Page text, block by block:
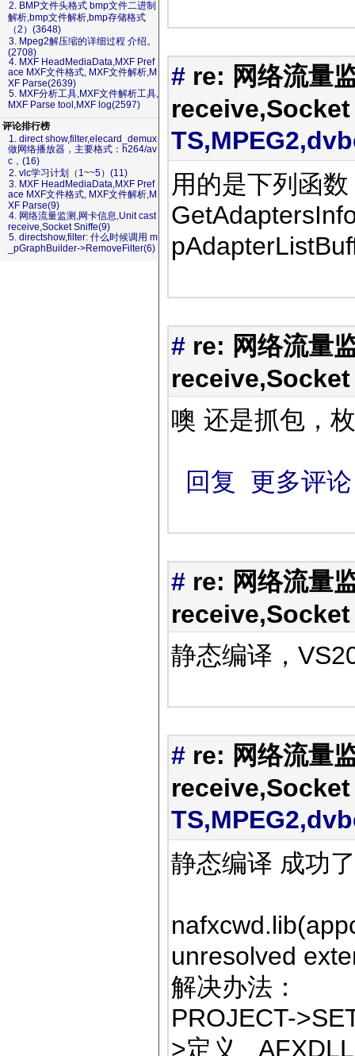
2. BMP文件头格式 bmp文件二进制
解析,bmp文件解析,bmp存储格式
（2）(3648)
3. Mpeg2解压缩的详细过程 介绍。
(2708)
4. MXF HeadMediaData,MXF Pref
ace MXF文件格式, MXF文件解析,M
XF Parse(2639)
5. MXF分析工具,MXF文件解析工具,
MXF Parse tool,MXF log(2597)
评论排行榜
1. direct show,filter,elecard_demux
做网络播放器，主要格式：h264/av
c，(16)
2. vlc学习计划（1~~5）(11)
3. MXF HeadMediaData,MXF Pref
ace MXF文件格式, MXF文件解析,M
XF Parse(9)
4. 网络流量监测,网卡信息,Unit cast
receive,Socket Sniffe(9)
5. directshow,filter: 什么时候调用 m
_pGraphBuilder->RemoveFilter(6)
# re: 网络流量
用的是下列函
# re: 网络流量
噢 还是抓包，
回复 更多评论
# re: 网络流量
静态编译，
# re: 网络流量
静态编译 成功
unresolved
解决办法：
PROJECT-
>定义